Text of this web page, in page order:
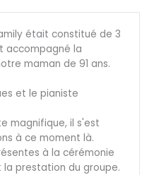
était constitué de 3
accompagné la
maman de 91 ans.
et le pianiste
magnifique, il s'est
à ce moment là.
à la cérémonie
prestation du groupe.